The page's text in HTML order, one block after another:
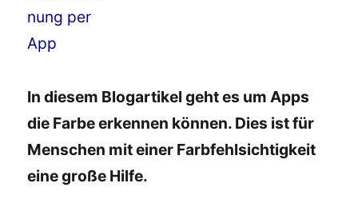
In diesem Blogartikel geht es um Apps
die Farbe erkennen können. Dies ist für
Menschen mit einer Farbfehlsichtigkeit
eine große Hilfe.